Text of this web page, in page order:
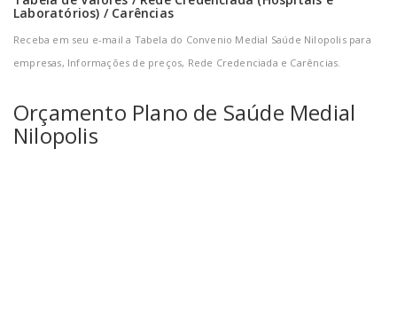
Laboratórios) / Carências
Receba em seu e-mail a Tabela do Convenio Medial Saúde Nilopolis para
empresas, Informações de preços, Rede Credenciada e Carências.
Orçamento Plano de Saúde Medial
Nilopolis